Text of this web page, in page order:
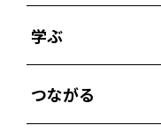
学ぶ
つながる